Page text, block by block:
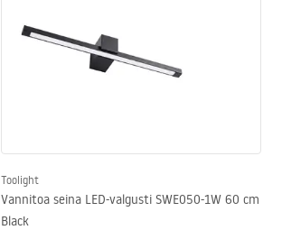
Toolight
Vannitoa seina LED-valgusti SWE050-1W 60 cm
Black